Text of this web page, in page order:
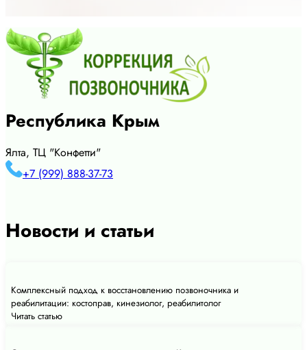
Республика Крым
Ялта, ТЦ "Конфетти"
+7 (999) 888-37-73
Новости и статьи
Комплексный подход к восстановлению позвоночника и
реабилитации: костоправ, кинезиолог, реабилитолог
Читать статью